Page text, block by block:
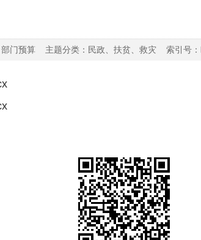
部门预算 主题分类：民政、扶贫、救灾 索引号